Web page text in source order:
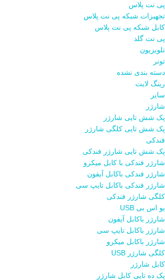
پی نت پلاس
تجهیزات شبکه پی نت پلاس
کابل شبکه پی نت پلاس
پی نت گلد
تلویزیون
تونر
دسته بندی نشده
رینگ لایت
سایر
شارژر
پک شش تایی شارژر
پک شش تایی کلگی شارژر
فندکی
پک شش تایی شارژر فندکی
شارژر فندکی با کابل میکرو
شارژر فندکی باکابل آیفون
شارژر فندکی باکابل تایپ سی
کلگی شارژر فندکی
یو اس بی USB
شارژر باکابل آیفون
شارژر باکابل تایپ سی
شارژر باکابل میکرو
کلگی شارژر USB
کابل شارژر
پک ده تایی کابل شارژر